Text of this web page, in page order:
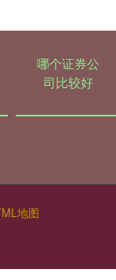
哪个证券公
司比较好
地图